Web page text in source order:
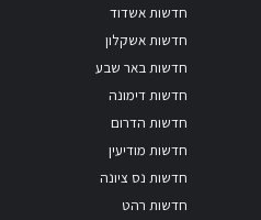
חדשות אשדוד
חדשות אשקלון
חדשות באר שבע
חדשות דימונה
חדשות הדרום
חדשות מודיעין
חדשות נס ציונה
חדשות רהט